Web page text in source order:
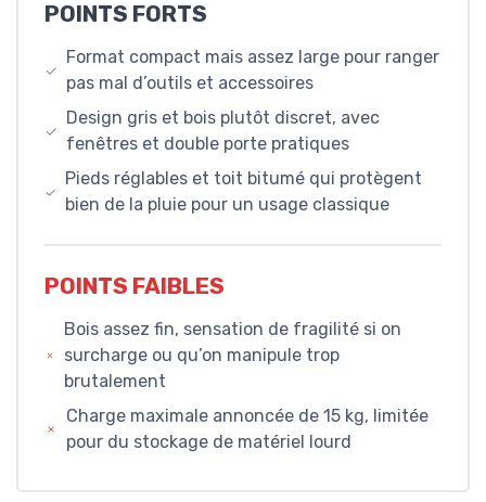
POINTS FORTS
Format compact mais assez large pour ranger
pas mal d’outils et accessoires
Design gris et bois plutôt discret, avec
fenêtres et double porte pratiques
Pieds réglables et toit bitumé qui protègent
bien de la pluie pour un usage classique
POINTS FAIBLES
Bois assez fin, sensation de fragilité si on
surcharge ou qu’on manipule trop
brutalement
Charge maximale annoncée de 15 kg, limitée
pour du stockage de matériel lourd